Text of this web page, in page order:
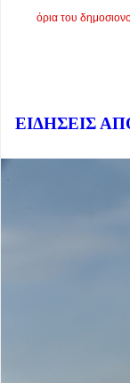
όρια του
ΕΙΔΗΣΕΙΣ